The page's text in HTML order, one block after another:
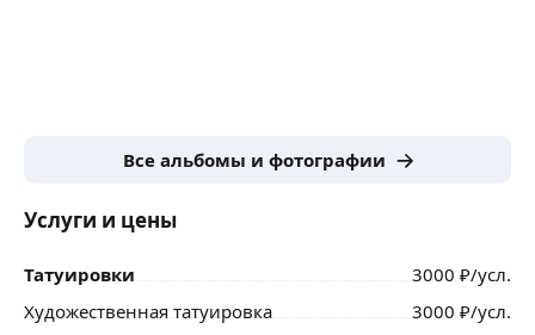
Все альбомы и фотографии
Услуги и цены
Татуировки 3000 ₽/усл.
Художественная татуировка
3000 ₽/усл.